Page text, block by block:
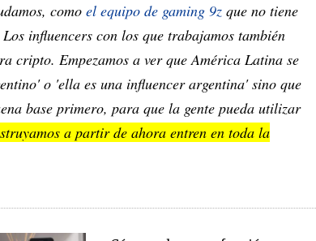
como el equipo de gaming 9z que no tiene
influencers con los que trabajamos también
cripto. Empezamos a ver que América Latina se
o 'ella es una influencer argentina' sino que
base primero, para que la gente pueda utilizar
a partir de ahora entren en toda la